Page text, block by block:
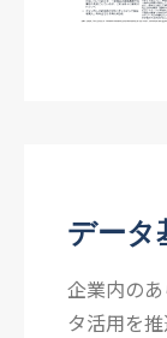
データ
企業内の
タ活用を